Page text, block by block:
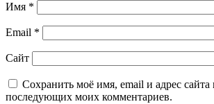
Имя *
Email *
Сайт
Сохранить моё имя, email и адрес сайта
последующих моих комментариев.